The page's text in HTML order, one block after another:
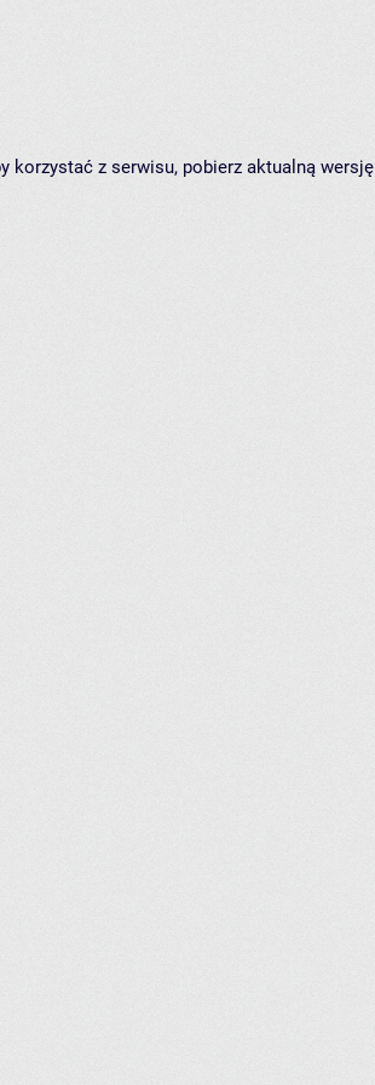
korzystać z serwisu, pobierz aktualną wersję